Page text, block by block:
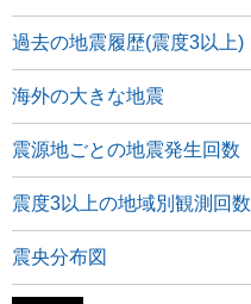
過去の地震履歴(震度3以上)
海外の大きな地震
震源地ごとの地震発生回数
震度3以上の地域別観測回数
震央分布図